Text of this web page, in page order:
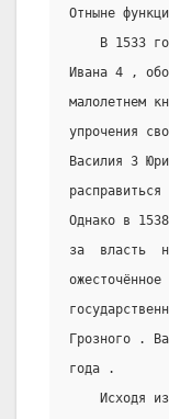
Отныне
В 1533
Ивана 4 ,
малолетнем
упрочения
Василия 3
Однако в
за  власть
Грозного .
года .
Исходя